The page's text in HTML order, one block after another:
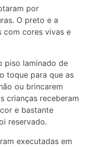
por
O preto e a
com cores vivas e
piso laminado de
toque para que as
ou brincarem
crianças receberam
e bastante
reservado.
executadas em